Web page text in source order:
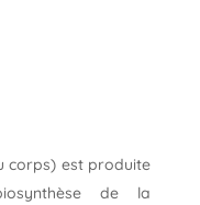
corps) est produite
de la